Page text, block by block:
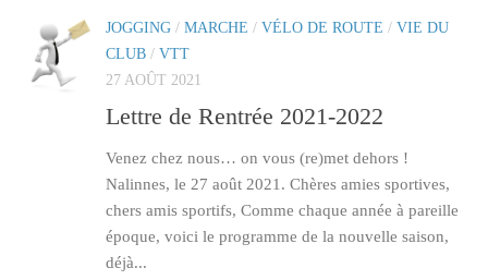
JOGGING / MARCHE / VÉLO DE ROUTE / VIE DU
CLUB / VTT
27 AOÛT 2021
Lettre de Rentrée 2021-2022
Venez chez nous… on vous (re)met dehors !
Nalinnes, le 27 août 2021. Chères amies sportives,
chers amis sportifs, Comme chaque année à pareille
époque, voici le programme de la nouvelle saison,
déjà...